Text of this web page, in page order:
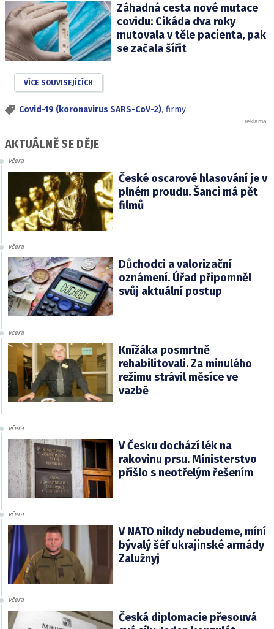
Záhadná cesta nové mutace
covidu: Cikáda dva roky
mutovala v těle pacienta, pak
se začala šířit
VÍCE SOUVISEJÍCÍCH
Covid-19 (koronavirus SARS-CoV-2), firmy
AKTUÁLNĚ SE DĚJE
včera
České oscarové hlasování je v
plném proudu. Šanci má pět
filmů
včera
Důchodci a valorizační
oznámení. Úřad připomněl
svůj aktuální postup
včera
Knížáka posmrtně
rehabilitovali. Za minulého
režimu strávil měsíce ve
vazbě
včera
V Česku dochází lék na
rakovinu prsu. Ministerstvo
přišlo s neotřelým řešením
včera
V NATO nikdy nebudeme, míní
bývalý šéf ukrajinské armády
Zalužnyj
včera
Česká diplomacie přesouvá